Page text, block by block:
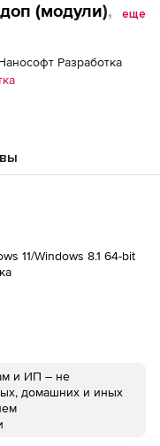
(модули),
года
еще
Разработка
11/Windows 8.1 64-bit
и ИП – не
домашних и иных